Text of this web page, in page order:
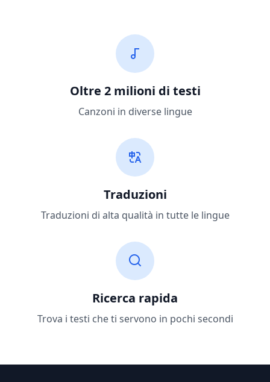
Oltre 2 milioni di testi
Canzoni in diverse lingue
Traduzioni
Traduzioni di alta qualità in tutte le lingue
Ricerca rapida
Trova i testi che ti servono in pochi secondi